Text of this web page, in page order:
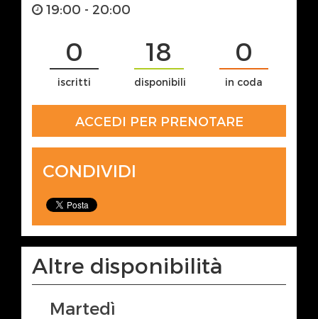
19:00 - 20:00
0
iscritti
18
disponibili
0
in coda
ACCEDI PER PRENOTARE
CONDIVIDI
Altre disponibilità
Martedì